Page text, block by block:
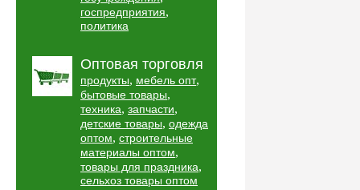
госпредприятия,
политика
Оптовая торговля
продукты, мебель опт,
бытовые товары,
техника, запчасти,
детские товары, одежда
оптом, строительные
материалы оптом,
товары для праздника,
сельхоз товары оптом